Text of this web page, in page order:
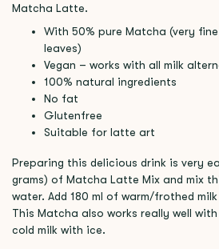
Matcha Latte.
With 50% pure Matcha (very
leaves)
Vegan – works with all milk
100% natural ingredients
No fat
Glutenfree
Suitable for latte art
Preparing this delicious drink is very
grams) of Matcha Latte Mix and mix
water. Add 180 ml of warm/frothed
This Matcha also works really well
cold milk with ice.